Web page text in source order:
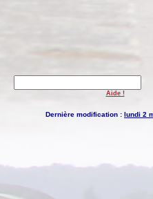
Aide !
Dernière modification : lundi 2